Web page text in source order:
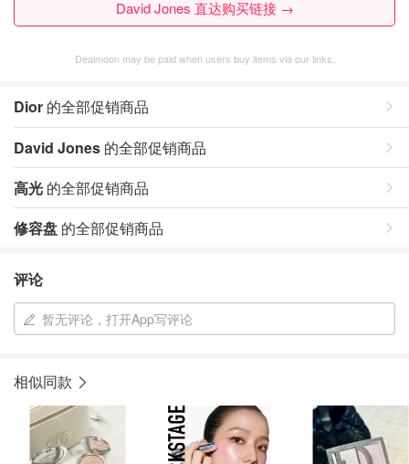
David Jones 直达购买链接 →
Dealmoon may be paid when users buy items via our links.
Dior 的全部促销商品
David Jones 的全部促销商品
高光 的全部促销商品
修容盘 的全部促销商品
评论
暂无评论，打开App写评论
相似同款